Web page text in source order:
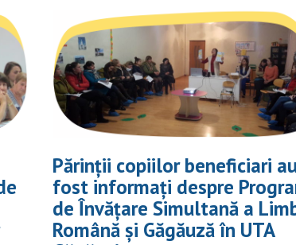
Părinții copiilor beneficiari
fost informați despre
de Învățare Simultană a
Română și Găgăuză în UTA